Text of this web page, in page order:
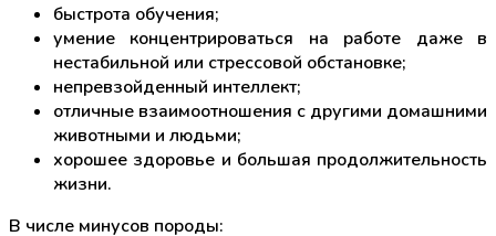
быстрота обучения;
умение концентрироваться на работе даже в
нестабильной или стрессовой обстановке;
непревзойденный интеллект;
отличные взаимоотношения с другими домашними
животными и людьми;
хорошее здоровье и большая продолжительность
жизни.
В числе минусов породы: